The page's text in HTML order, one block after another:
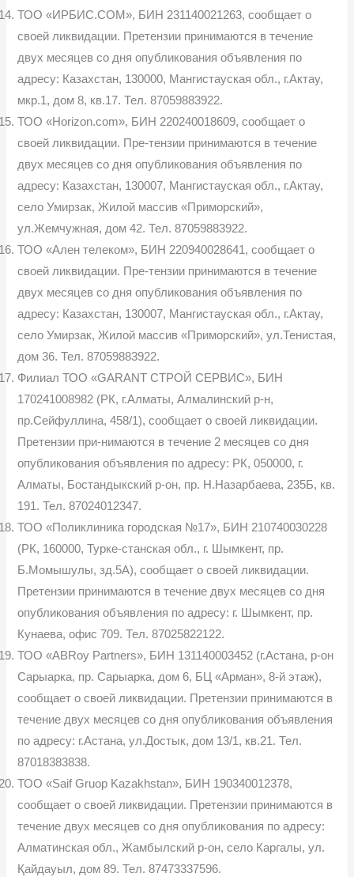
ТОО «ИРБИС.СОМ», БИН 231140021263, сообщает о
своей ликвидации. Претензии принимаются в течение
двух месяцев со дня опубликования объявления по
адресу: Казахстан, 130000, Мангистауская обл., г.Актау,
мкр.1, дом 8, кв.17. Тел. 87059883922.
ТОО «Horizon.com», БИН 220240018609, сообщает о
своей ликвидации. Пре-тензии принимаются в течение
двух месяцев со дня опубликования объявления по
адресу: Казахстан, 130007, Мангистауская обл., г.Актау,
село Умирзак, Жилой массив «Приморский»,
ул.Жемчужная, дом 42. Тел. 87059883922.
ТОО «Ален телеком», БИН 220940028641, сообщает о
своей ликвидации. Пре-тензии принимаются в течение
двух месяцев со дня опубликования объявления по
адресу: Казахстан, 130007, Мангистауская обл., г.Актау,
село Умирзак, Жилой массив «Приморский», ул.Тенистая,
дом 36. Тел. 87059883922.
Филиал ТОО «GARANT СТРОЙ СЕРВИС», БИН
170241008982 (РК, г.Алматы, Алмалинский р-н,
пр.Сейфуллина, 458/1), сообщает о своей ликвидации.
Претензии при-нимаются в течение 2 месяцев со дня
опубликования объявления по адресу: РК, 050000, г.
Алматы, Бостандыкский р-он, пр. Н.Назарбаева, 235Б, кв.
191. Тел. 87024012347.
ТОО «Поликлиника городская №17», БИН 210740030228
(РК, 160000, Турке-станская обл., г. Шымкент, пр.
Б.Момышулы, зд.5А), сообщает о своей ликвидации.
Претензии принимаются в течение двух месяцев со дня
опубликования объявления по адресу: г. Шымкент, пр.
Кунаева, офис 709. Тел. 87025822122.
ТОО «ABRoy Partners», БИН 131140003452 (г.Астана, р-он
Сарыарка, пр. Сарыарка, дом 6, БЦ «Арман», 8-й этаж),
сообщает о своей ликвидации. Претензии принимаются в
течение двух месяцев со дня опубликования объявления
по адресу: г.Астана, ул.Достык, дом 13/1, кв.21. Тел.
87018383838.
ТОО «Saif Gruop Kazakhstan», БИН 190340012378,
сообщает о своей ликвидации. Претензии принимаются в
течение двух месяцев со дня опубликования по адресу:
Алматинская обл., Жамбылский р-он, село Каргалы, ул.
Қайдауыл, дом 89. Тел. 87473337596.